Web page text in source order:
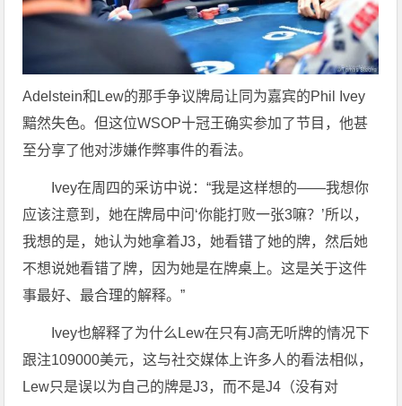
Adelstein和Lew的那手争议牌局让同为嘉宾的Phil Ivey
黯然失色。但这位WSOP十冠王确实参加了节目，他甚
至分享了他对涉嫌作弊事件的看法。
Ivey在周四的采访中说：“我是这样想的——我想你
应该注意到，她在牌局中问‘你能打败一张3嘛？’所以，
我想的是，她认为她拿着J3，她看错了她的牌，然后她
不想说她看错了牌，因为她是在牌桌上。这是关于这件
事最好、最合理的解释。”
Ivey也解释了为什么Lew在只有J高无听牌的情况下
跟注109000美元，这与社交媒体上许多人的看法相似，
Lew只是误以为自己的牌是J3，而不是J4（没有对